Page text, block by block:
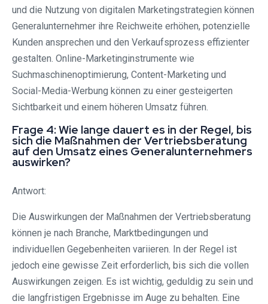
und die Nutzung von digitalen Marketingstrategien können
Generalunternehmer ihre Reichweite erhöhen, potenzielle
Kunden ansprechen und den Verkaufsprozess effizienter
gestalten. Online-Marketinginstrumente wie
Suchmaschinenoptimierung, Content-Marketing und
Social-Media-Werbung können zu einer gesteigerten
Sichtbarkeit und einem höheren Umsatz führen.
Frage 4: Wie lange dauert es in der Regel, bis
sich die Maßnahmen der Vertriebsberatung
auf den Umsatz eines Generalunternehmers
auswirken?
Antwort:
Die Auswirkungen der Maßnahmen der Vertriebsberatung
können je nach Branche, Marktbedingungen und
individuellen Gegebenheiten variieren. In der Regel ist
jedoch eine gewisse Zeit erforderlich, bis sich die vollen
Auswirkungen zeigen. Es ist wichtig, geduldig zu sein und
die langfristigen Ergebnisse im Auge zu behalten. Eine